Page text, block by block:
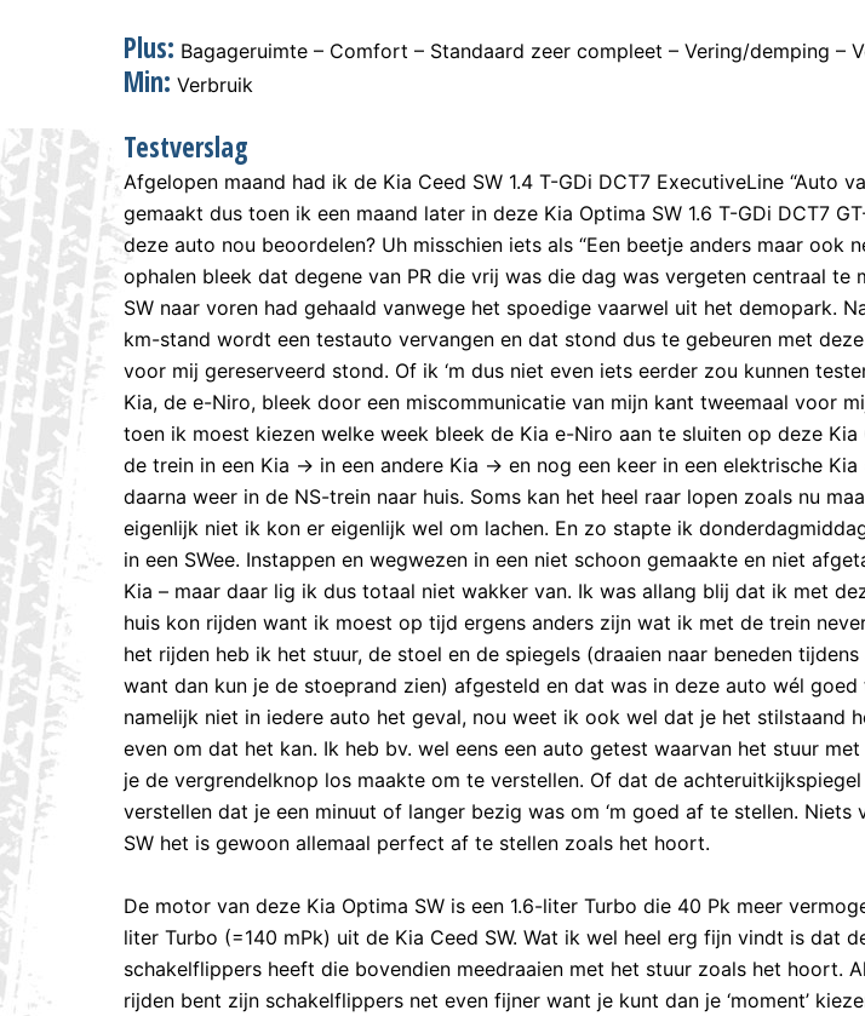
Plus: Bagageruimte – Comfort – Standaard zeer compleet – Vering/demping –
Min: Verbruik
Testverslag
Afgelopen maand had ik de Kia Ceed SW 1.4 T-GDi DCT7 ExecutiveLine “Auto
gemaakt dus toen ik een maand later in deze Kia Optima SW 1.6 T-GDi DCT7
deze auto nou beoordelen? Uh misschien iets als “Een beetje anders maar ook
ophalen bleek dat degene van PR die vrij was die dag was vergeten centraal te
SW naar voren had gehaald vanwege het spoedige vaarwel uit het demopark.
km-stand wordt een testauto vervangen en dat stond dus te gebeuren met
voor mij gereserveerd stond. Of ik ‘m dus niet even iets eerder zou kunnen
Kia, de e-Niro, bleek door een miscommunicatie van mijn kant tweemaal voor
toen ik moest kiezen welke week bleek de Kia e-Niro aan te sluiten op deze
de trein in een Kia -> in een andere Kia -> en nog een keer in een elektrische
daarna weer in de NS-trein naar huis. Soms kan het heel raar lopen zoals nu
eigenlijk niet ik kon er eigenlijk wel om lachen. En zo stapte ik
in een SWee. Instappen en wegwezen in een niet schoon gemaakte en niet
Kia – maar daar lig ik dus totaal niet wakker van. Ik was allang blij dat ik met
huis kon rijden want ik moest op tijd ergens anders zijn wat ik met de trein
het rijden heb ik het stuur, de stoel en de spiegels (draaien naar beneden
want dan kun je de stoeprand zien) afgesteld en dat was in deze auto wél
namelijk niet in iedere auto het geval, nou weet ik ook wel dat je het stilstaand
even om dat het kan. Ik heb bv. wel eens een auto getest waarvan het stuur
je de vergrendelknop los maakte om te verstellen. Of dat de
verstellen dat je een minuut of langer bezig was om ‘m goed af te stellen. Niets
SW het is gewoon allemaal perfect af te stellen zoals het hoort.
De motor van deze Kia Optima SW is een 1.6-liter Turbo die 40 Pk meer
liter Turbo (=140 mPk) uit de Kia Ceed SW. Wat ik wel heel erg fijn vindt is dat
schakelflippers heeft die bovendien meedraaien met het stuur zoals het hoort.
rijden bent zijn schakelflippers net even fijner want je kunt dan je ‘moment’